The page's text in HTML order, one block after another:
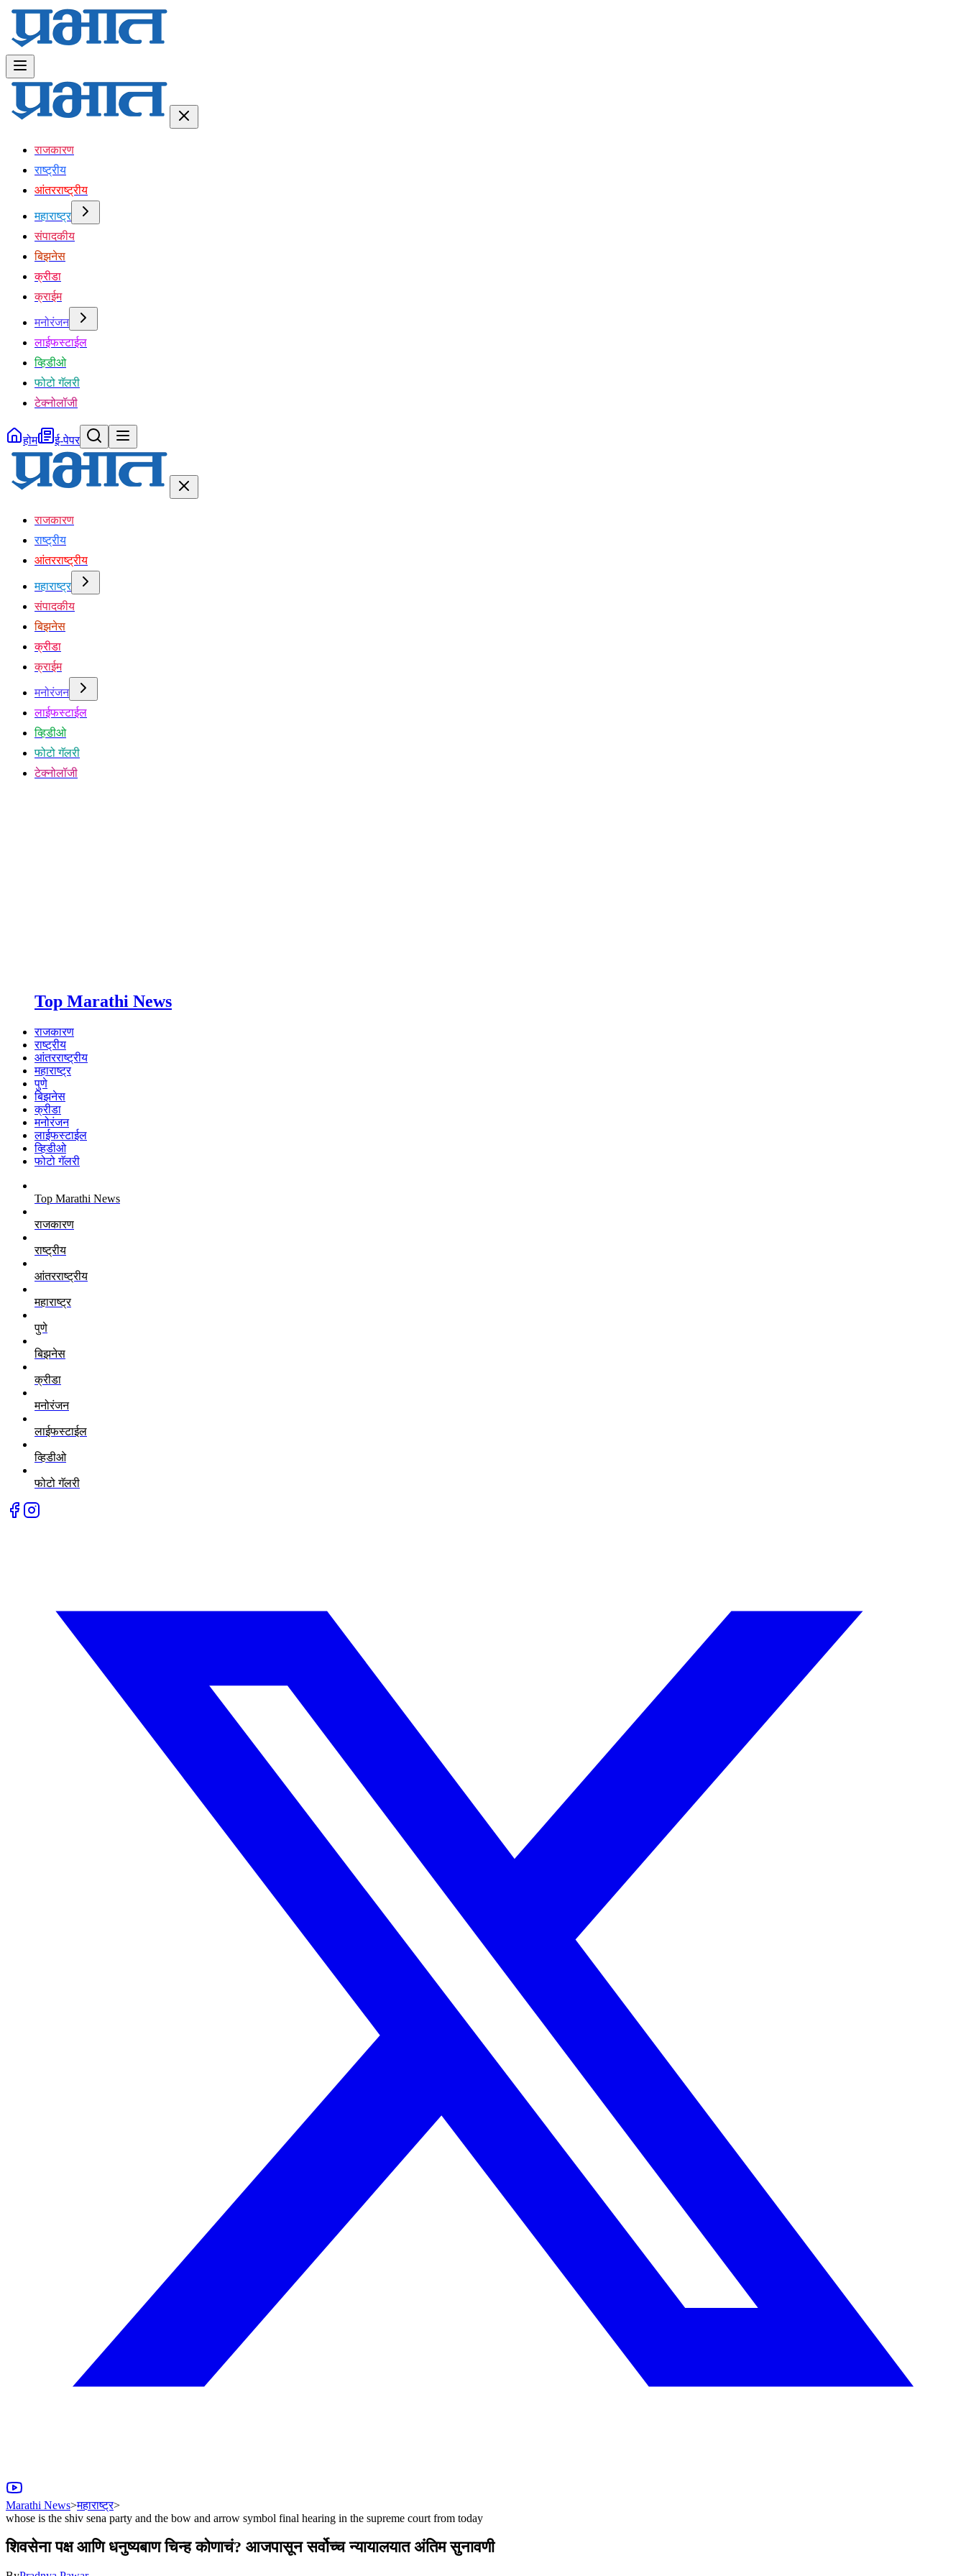
राजकारण
राष्ट्रीय
आंतरराष्ट्रीय
महाराष्ट्र
संपादकीय
बिझनेस
क्रीडा
क्राईम
मनोरंजन
लाईफस्टाईल
व्हिडीओ
फोटो गॅलरी
टेक्नोलॉजी
होम ई-पेपर
राजकारण
राष्ट्रीय
आंतरराष्ट्रीय
महाराष्ट्र
संपादकीय
बिझनेस
क्रीडा
क्राईम
मनोरंजन
लाईफस्टाईल
व्हिडीओ
फोटो गॅलरी
टेक्नोलॉजी
Top Marathi News
राजकारण
राष्ट्रीय
आंतरराष्ट्रीय
महाराष्ट्र
पुणे
बिझनेस
क्रीडा
मनोरंजन
लाईफस्टाईल
व्हिडीओ
फोटो गॅलरी
Top Marathi News
राजकारण
राष्ट्रीय
आंतरराष्ट्रीय
महाराष्ट्र
पुणे
बिझनेस
क्रीडा
मनोरंजन
लाईफस्टाईल
व्हिडीओ
फोटो गॅलरी
Marathi News>महाराष्ट्र>
whose is the shiv sena party and the bow and arrow symbol final hearing in the supreme court from today
शिवसेना पक्ष आणि धनुष्यबाण चिन्ह कोणाचं? आजपासून सर्वोच्च न्यायालयात अंतिम सुनावणी